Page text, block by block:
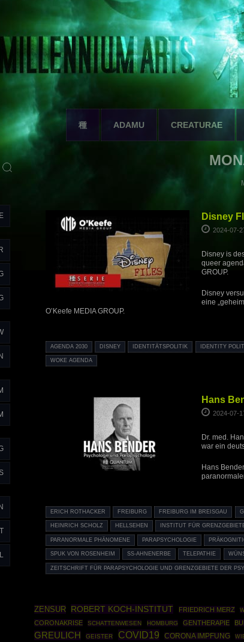
種 ADAMU CREATURAE
Disney
2024-07-
Disney is
queer
GROUP.
Disney
eine
O’Keefe MEDIA GROUP.
AGENDA 2030 DISNEY IDENTITÄTSPOLITIK IDENTITY
WOKE AGENDA
Hans
2024-07-
Dr. med.
war ein
Hans
ERICH ROTHACKER FREIBURG FREIBURG IM BREISGAU
HEINRICH SCHOLZ HELLSEHEN INSTITUT FÜR
PARANORMALE PHÄNOMENE PARAPSYCHOLOGIE
SPUK VON ROSENHEIM SS-AHNENERBE TELEPATHIE
ZEITSCHRIFT FÜR PARAPSYCHOLOGIE UND GRENZGEBIETE DER
ZENSUR ROBERT KOCH-INSTITUT FRIEDRICH MERZ
CORONAKRISE SCHATTENWESEN HOMBURG GENTHERAPIE
GREULICH
GEISTER COVID19 CORONA IMPFUNG